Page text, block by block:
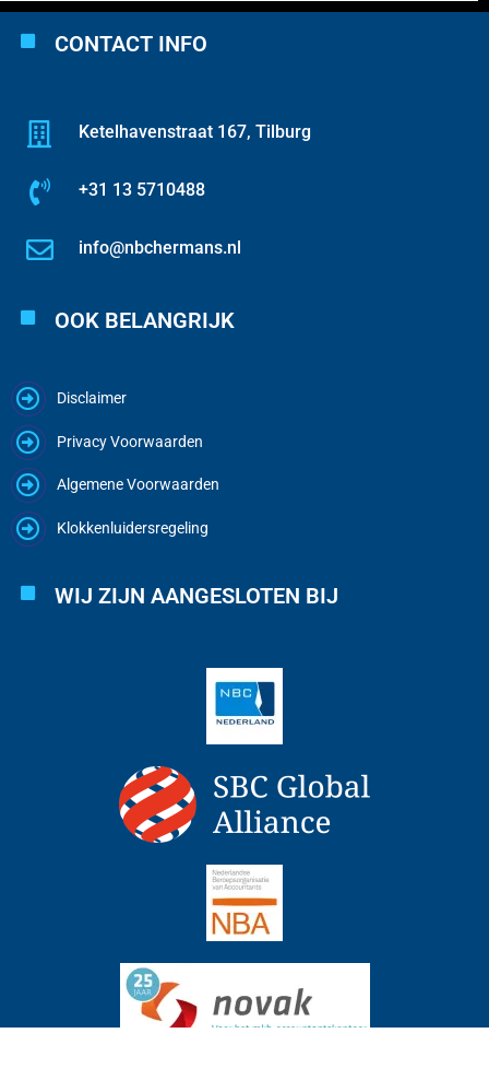
CONTACT INFO
Ketelhavenstraat 167, Tilburg
+31 13 5710488
info@nbchermans.nl
OOK BELANGRIJK
Disclaimer
Privacy Voorwaarden
Algemene Voorwaarden
Klokkenluidersregeling
WIJ ZIJN AANGESLOTEN BIJ